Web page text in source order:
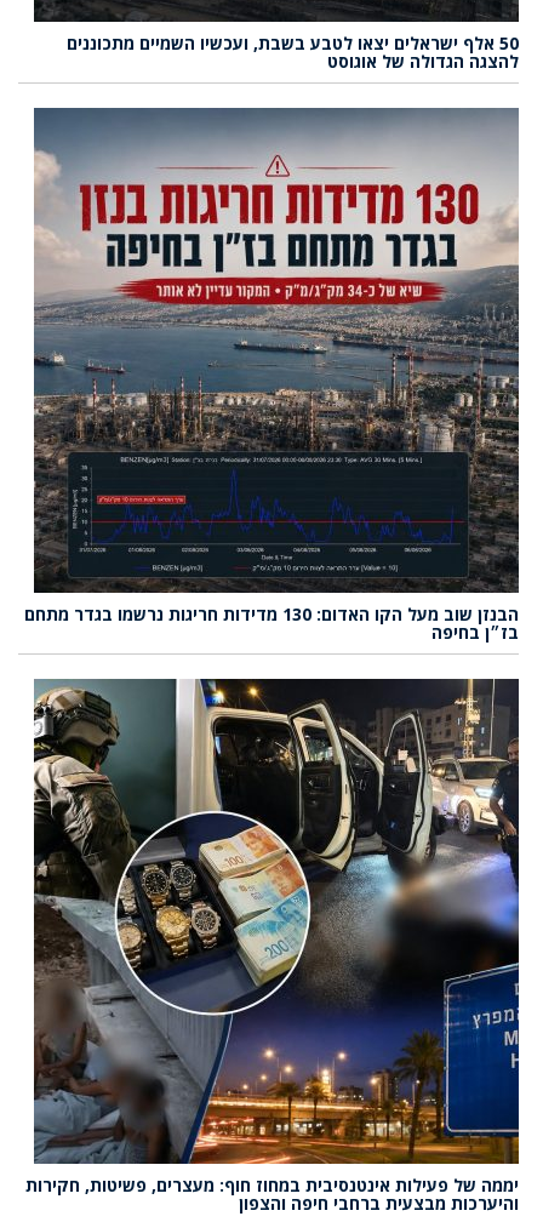
50 אלף ישראלים יצאו לטבע בשבת, ועכשיו השמיים מתכוננים
להצגה הגדולה של אוגוסט
הבנזן שוב מעל הקו האדום: 130 מדידות חריגות נרשמו בגדר מתחם
בז״ן בחיפה
יממה של פעילות אינטנסיבית במחוז חוף: מעצרים, פשיטות, חקירות
והיערכות מבצעית ברחבי חיפה והצפון